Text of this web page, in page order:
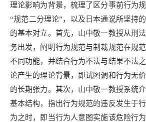
理论影响为背景，梳理了区分事前行为
“规范二分理论”，以及日本通说所坚持
的基本对立。首先，山中敬一教授从刑
务出发，阐明行为规范与制裁规范在规
不同功能，并结合行为不法与结果不法
论产生的理论背景，即试图调和行为无
的长期张力。其次，山中敬一教授系统
基本结构，指出行为规范的违反发生于
为之时，即当行为人意图实施该危险行